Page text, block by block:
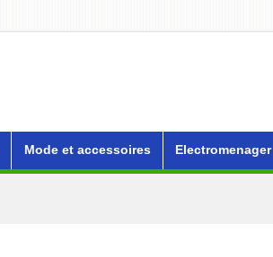
Mode et accessoires Electromenager